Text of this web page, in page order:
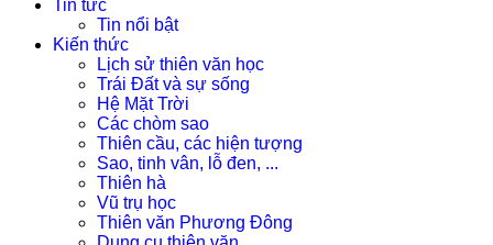
Tin tức
Tin nổi bật
Kiến thức
Lịch sử thiên văn học
Trái Đất và sự sống
Hệ Mặt Trời
Các chòm sao
Thiên cầu, các hiện tượng
Sao, tinh vân, lỗ đen, ...
Thiên hà
Vũ trụ học
Thiên văn Phương Đông